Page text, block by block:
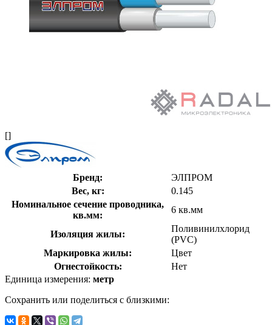
[]
Бренд:
ЭЛПРОМ
Вес, кг:
0.145
Номинальное сечение проводника,
кв.мм:
6 кв.мм
Изоляция жилы:
Поливинилхлорид
(PVC)
Маркировка жилы:
Цвет
Огнестойкость:
Нет
Единица измерения: метр
Сохранить или поделиться с близкими: